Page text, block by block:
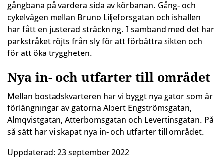
gångbana på vardera sida av körbanan. Gång- och
cykelvägen mellan Bruno Liljeforsgatan och ishallen
har fått en justerad sträckning. I samband med det har
parkstråket röjts från sly för att förbättra sikten och
för att öka tryggheten.
Nya in- och utfarter till området
Mellan bostadskvarteren har vi byggt nya gator som är
förlängningar av gatorna Albert Engströmsgatan,
Almqvistgatan, Atterbomsgatan och Levertinsgatan. På
så sätt har vi skapat nya in- och utfarter till området.
Uppdaterad: 23 september 2022